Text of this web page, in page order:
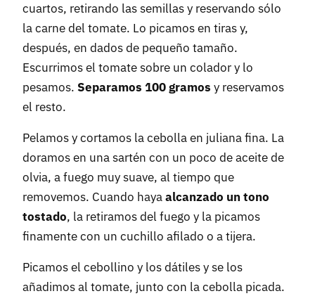
cuartos, retirando las semillas y reservando sólo
la carne del tomate. Lo picamos en tiras y,
después, en dados de pequeño tamaño.
Escurrimos el tomate sobre un colador y lo
pesamos. Separamos 100 gramos y reservamos
el resto.
Pelamos y cortamos la cebolla en juliana fina. La
doramos en una sartén con un poco de aceite de
olvia, a fuego muy suave, al tiempo que
removemos. Cuando hayaalcanzado un tono
tostado, la retiramos del fuego y la picamos
finamente con un cuchillo afilado o a tijera.
Picamos el cebollino y los dátiles y se los
añadimos al tomate, junto con la cebolla picada.